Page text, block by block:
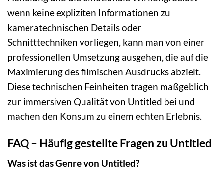
wenn keine expliziten Informationen zu
kameratechnischen Details oder
Schnitttechniken vorliegen, kann man von einer
professionellen Umsetzung ausgehen, die auf die
Maximierung des filmischen Ausdrucks abzielt.
Diese technischen Feinheiten tragen maßgeblich
zur immersiven Qualität von Untitled bei und
machen den Konsum zu einem echten Erlebnis.
FAQ – Häufig gestellte Fragen zu Untitled
Was ist das Genre von Untitled?